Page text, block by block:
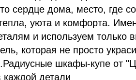
сердце дома, место, где
уюта и комфорта.
и используем только
которая не просто
шкафы-купе от
каждой детали